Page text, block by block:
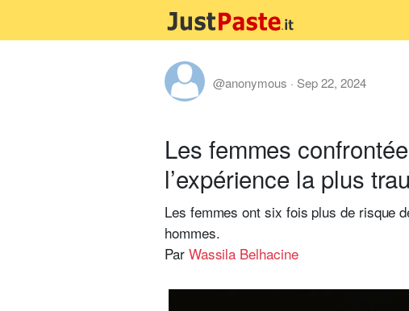
@anonymous · Sep 22, 2024
Les femmes
l’expérience la plus
Les femmes ont six fois plus de risque
hommes.
Par Wassila Belhacine